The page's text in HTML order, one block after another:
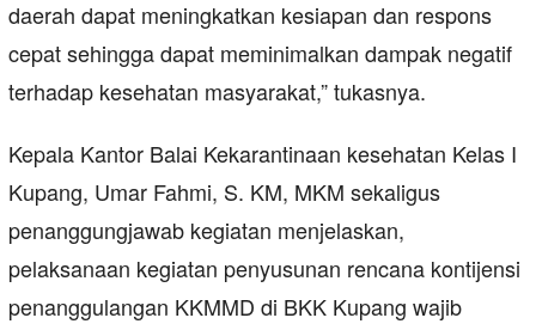
daerah dapat meningkatkan kesiapan dan respons
cepat sehingga dapat meminimalkan dampak negatif
terhadap kesehatan masyarakat,” tukasnya.
Kepala Kantor Balai Kekarantinaan kesehatan Kelas I
Kupang, Umar Fahmi, S. KM, MKM sekaligus
penanggungjawab kegiatan menjelaskan,
pelaksanaan kegiatan penyusunan rencana kontijensi
penanggulangan KKMMD di BKK Kupang wajib